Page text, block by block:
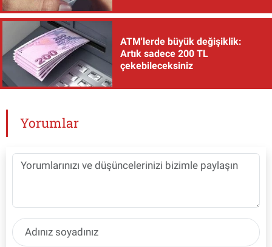
ATM'lerde büyük değişiklik:
Artık sadece 200 TL
çekebileceksiniz
Yorumlar